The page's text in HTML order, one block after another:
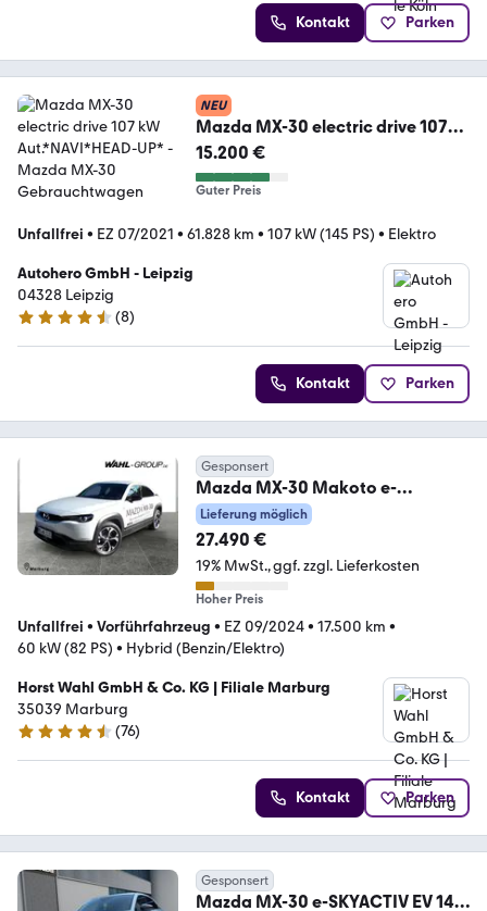
Kontakt Parken
NEU
Mazda MX-30 electric drive 107
kW Aut.*NAVI*HEAD-UP*
15.200 €
Guter Preis
Unfallfrei • EZ 07/2021 • 61.828 km • 107 kW (145 PS) • Elektro
Autohero GmbH - Leipzig
04328 Leipzig
4.3 Sterne
(8)
Kontakt Parken
Gesponsert
Mazda MX-30 Makoto e-
Skyactive R-EV ABS Fahrerairbag
B
Lieferung möglich
27.490 €
19% MwSt. ggf. zzgl. Lieferkosten
Hoher Preis
Unfallfrei • Vorführfahrzeug • EZ 09/2024• 17.500 km •
60 kW (82 PS) • Hybrid (Benzin/Elektro)
Horst Wahl GmbH & Co. KG | Filiale Marburg
35039 Marburg
4.4 Sterne
(76)
Kontakt Parken
Gesponsert
Mazda MX-30 e-SKYACTIV EV 145